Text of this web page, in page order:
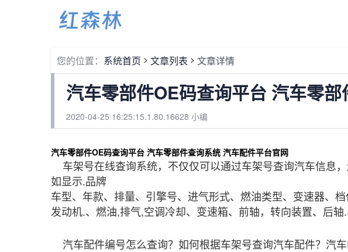
您的位置： 系统首页 > 文章列表 > 文章详情
汽车零部件OE码查询平台 汽车零
2020-04-25 16:25:15.1.80.16628 小编
汽车零部件OE码查询平台 汽车零部件查询系统 汽车配件平台官网
车架号在线查询系统，不仅仅可以通过车架号查询汽车信息
如显示.品牌
车型、年款、排量、引擎号、进气形式、燃油类型、变速器、
发动机.、燃油,排气,空调冷却、变速箱、前轴，转向装置、后
汽车配件编号怎么查询？如何根据车架号查询汽车配件？汽